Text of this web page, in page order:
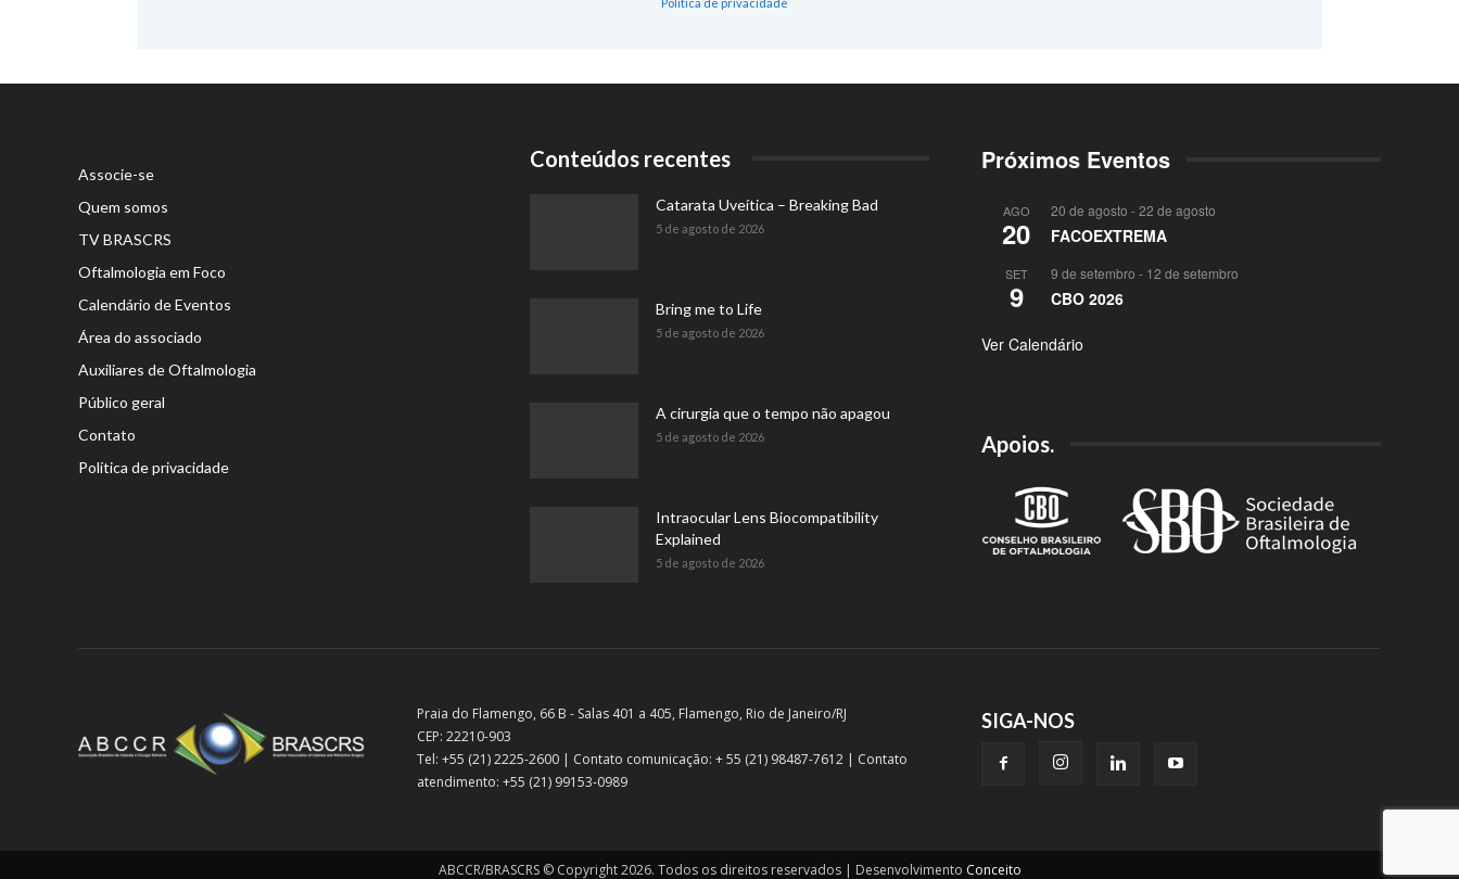
Associe-se
Quem somos
TV BRASCRS
Oftalmologia em Foco
Calendário de Eventos
Área do associado
Auxiliares de Oftalmologia
Público geral
Contato
Política de privacidade
Conteúdos recentes
Catarata Uveítica – Breaking Bad
5 de agosto de 2026
Bring me to Life
5 de agosto de 2026
A cirurgia que o tempo não apagou
5 de agosto de 2026
Intraocular Lens Biocompatibility
Explained
5 de agosto de 2026
Próximos Eventos
AGO
20
20 de agosto -22 de agosto
FACOEXTREMA
SET
9
9 de setembro - 12 de setembro
CBO 2026
Ver Calendário
Apoios.
Praia do Flamengo, 66 B - Salas 401 a 405, Flamengo, Rio de Janeiro/RJ
CEP: 22210-903
Tel: +55 (21) 2225-2600 | Contato comunicação: + 55 (21) 98487-7612 | Contato
atendimento: +55 (21) 99153-0989
SIGA-NOS
ABCCR/BRASCRS © Copyright 2026. Todos os direitos reservados | Desenvolvimento Conceito